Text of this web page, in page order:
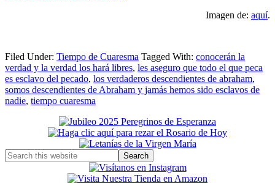
Imagen de: aquí.
Filed Under: Tiempo de Cuaresma Tagged With: conocerán la
verdad y la verdad los hará libres, les aseguro que todo el que peca
es esclavo del pecado, los verdaderos descendientes de abraham,
somos descendientes de Abraham y jamás hemos sido esclavos de
nadie, tiempo cuaresma
Primary
Sidebar
Search
this